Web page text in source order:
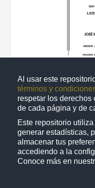
Al usar este
términos y
respetar los derechos
de cada página y de
Este repositorio
generar estadísticas,
almacenar tus
accediendo a la
Conoce más en
Reforma al articulo 175 del
otorgar al contribuyente el
Moreno Valle, José Manuel
2012
Ciencias Sociales y
Trabajo de grado